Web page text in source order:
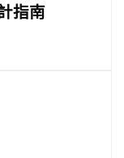
指南